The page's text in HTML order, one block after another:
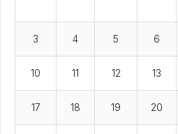
3 4 5 6
10 11 12 13
17 18 19 20